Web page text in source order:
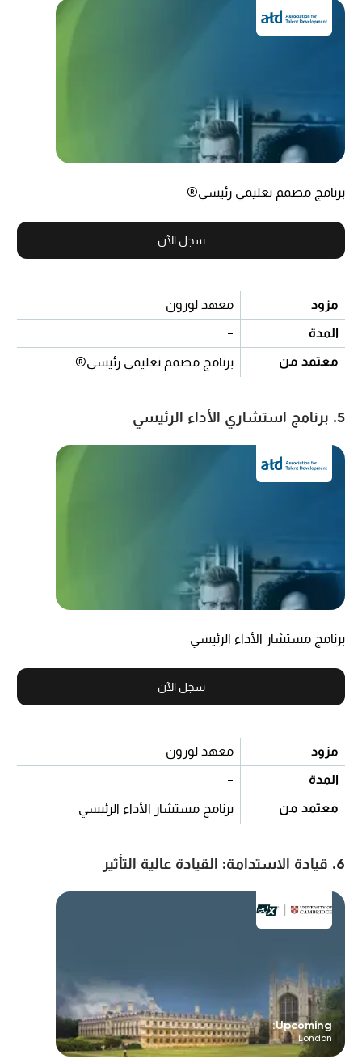
برنامج مصمم تعليمي رئيسي®
سجل الآن
مزود
معهد لورون
المدة
-
معتمد من
برنامج مصمم تعليمي رئيسي®
5. برنامج استشاري الأداء الرئيسي
برنامج مستشار الأداء الرئيسي
سجل الآن
مزود
معهد لورون
المدة
-
معتمد من
برنامج مستشار الأداء الرئيسي
6. قيادة الاستدامة: القيادة عالية التأثير
Upcoming:
London